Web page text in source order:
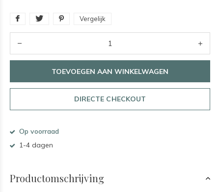
Vergelijk
TOEVOEGEN AAN WINKELWAGEN
DIRECTE CHECKOUT
Op voorraad
1-4 dagen
Productomschrijving